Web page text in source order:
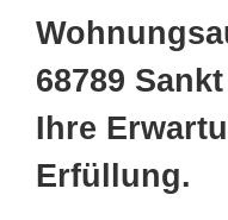
68789
Ihre
Erfüllung.